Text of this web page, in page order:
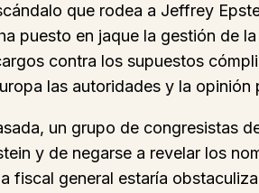
que rodea a Jeffrey
puesto en jaque la gestión de
contra los supuestos
las autoridades y la
un grupo de congresistas
y de negarse a revelar los
fiscal general estaría